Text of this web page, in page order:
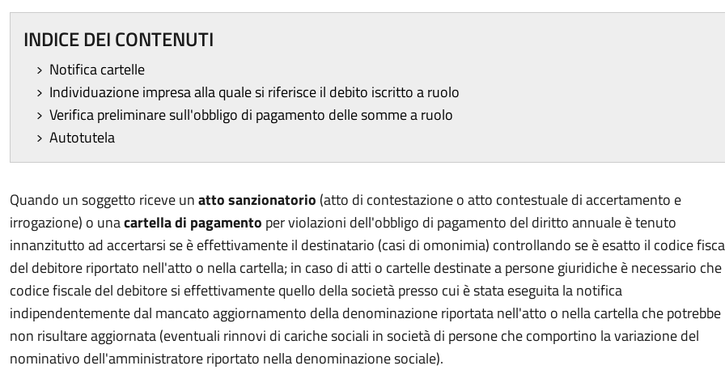
INDICE DEI CONTENUTI
Notifica cartelle
Individuazione impresa alla quale si riferisce il debito iscritto a ruolo
Verifica preliminare sull'obbligo di pagamento delle somme a ruolo
Autotutela
Quando un soggetto riceve unatto sanzionatorio (atto di contestazione o atto contestuale di accertamento e
irrogazione) o unacartella di pagamento per violazioni dell'obbligo di pagamento del diritto annuale è tenuto
innanzitutto ad accertarsi se è effettivamente il destinatario (casi di omonimia) controllando se è esatto il codice
del debitore riportato nell'atto o nella cartella; in caso di atti o cartelle destinate a persone giuridiche è necessario
codice fiscale del debitore si effettivamente quello della società presso cui è stata eseguita la notifica
indipendentemente dal mancato aggiornamento della denominazione riportata nell'atto o nella cartella che potrebbe
non risultare aggiornata (eventuali rinnovi di cariche sociali in società di persone che comportino la variazione del
nominativo dell'amministratore riportato nella denominazione sociale).